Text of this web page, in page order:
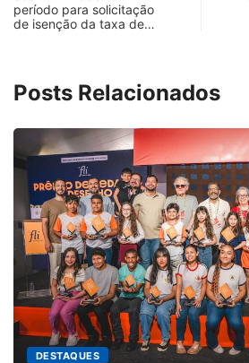
período para solicitação
de isenção da taxa de…
Posts Relacionados